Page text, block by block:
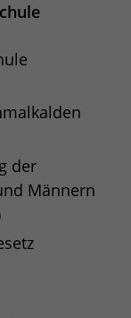
der
Männern